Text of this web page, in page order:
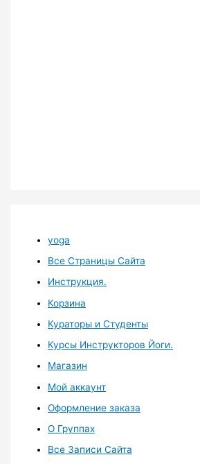
yoga
Все Страницы Сайта
Инструкция.
Корзина
Кураторы и Студенты
Курсы Инструкторов Йоги.
Магазин
Мой аккаунт
Оформление заказа
О Группах
Все Записи Сайта